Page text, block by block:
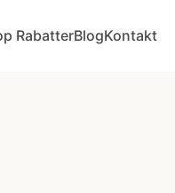
RabatterBlogKontakt